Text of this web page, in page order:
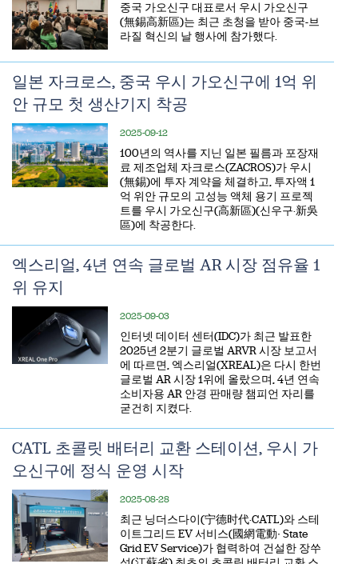
중국 가오신구 대표로서 우시 가오신구
(無錫高新區)는 최근 초청을 받아 중국-브
라질 혁신의 날 행사에 참가했다.
일본 자크로스, 중국 우시 가오신구에 1억 위
안 규모 첫 생산기지 착공
2025-09-12
​100년의 역사를 지닌 일본 필름과 포장재
료 제조업체 자크로스(ZACROS)가 우시
(無錫)에 투자 계약을 체결하고, 투자액 1
억 위안 규모의 고성능 액체 용기 프로젝
트를 우시 가오신구(高新區)(신우구·新吳
區)에 착공한다.
엑스리얼, 4년 연속 글로벌 AR 시장 점유율 1
위 유지
2025-09-03
​인터넷 데이터 센터(IDC)가 최근 발표한
2025년 2분기 글로벌 ARVR 시장 보고서
에 따르면, 엑스리얼(XREAL)은 다시 한번
글로벌 AR 시장 1위에 올랐으며, 4년 연속
소비자용 AR 안경 판매량 챔피언 자리를
굳건히 지켰다.
CATL 초콜릿 배터리 교환 스테이션, 우시 가
오신구에 정식 운영 시작
2025-08-28
최근 닝더스다이(宁德时代·CATL)와 스테
이트그리드 EV 서비스(國網電動∙ State
Grid EV Service)가 협력하여 건설한 장쑤